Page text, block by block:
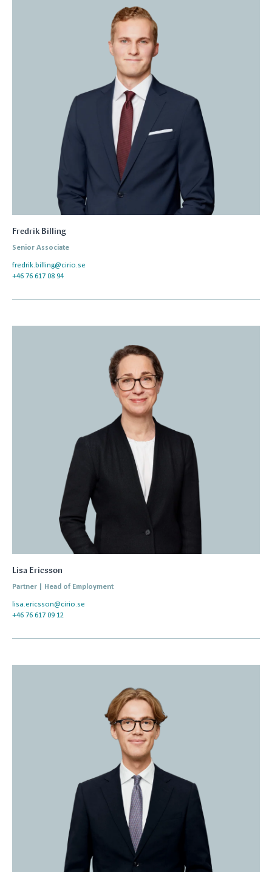
Fredrik Billing
Senior Associate
fredrik.billing@cirio.se
+46 76 617 08 94
Lisa Ericsson
Partner | Head of Employment
lisa.ericsson@cirio.se
+46 76 617 09 12